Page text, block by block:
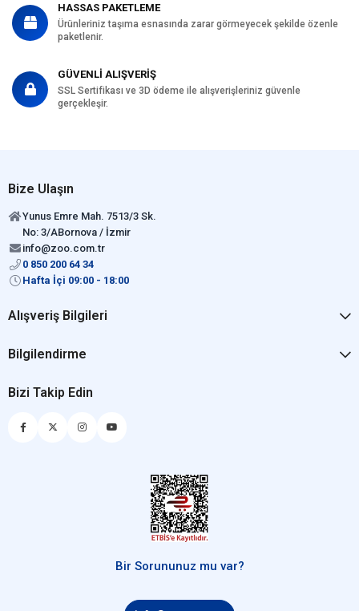
HASSAS PAKETLEME
Ürünleriniz taşıma esnasında zarar görmeyecek şekilde özenle
paketlenir.
GÜVENLİ ALIŞVERİŞ
SSL Sertifikası ve 3D ödeme ile alışverişleriniz güvenle
gerçekleşir.
Bize Ulaşın
Yunus Emre Mah. 7513/3 Sk.
No: 3/ABornova / İzmir
info@zoo.com.tr
0 850 200 64 34
Hafta İçi 09:00 - 18:00
Alışveriş Bilgileri
Bilgilendirme
Bizi Takip Edin
Bir Sorununuz mu var?